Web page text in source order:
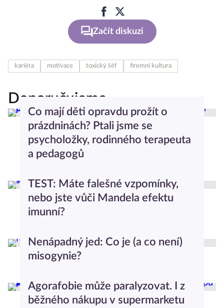
Začít diskuzi
kariéra motivace toxický šéf firemní kultura
Doporučujeme
Co mají děti opravdu prožít o
prázdninách? Ptali jsme se
psycholožky, rodinného terapeuta
a pedagogů
TEST: Máte falešné vzpomínky,
nebo jste vůči Mandela efektu
imunní?
Nenápadný jed: Co je (a co není)
misogynie?
Agorafobie může paralyzovat. I z
běžného nákupu v supermarketu